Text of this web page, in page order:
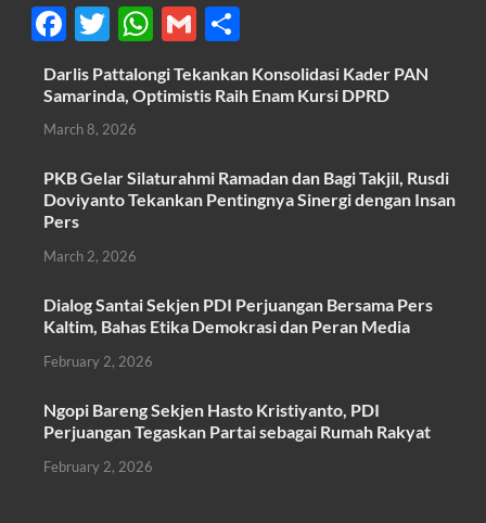
F
ac
e
b
o
o
k
T
w
itt
er
W
h
at
A
p
G
m
ail
h
ar
Darlis Pattalongi Tekankan Konsolidasi Kader PAN
Samarinda, Optimistis Raih Enam Kursi DPRD
March 8, 2026
PKB Gelar Silaturahmi Ramadan dan Bagi Takjil, Rusdi
Doviyanto Tekankan Pentingnya Sinergi dengan Insan
Pers
March 2, 2026
Dialog Santai Sekjen PDI Perjuangan Bersama Pers
Kaltim, Bahas Etika Demokrasi dan Peran Media
February 2, 2026
Ngopi Bareng Sekjen Hasto Kristiyanto, PDI
Perjuangan Tegaskan Partai sebagai Rumah Rakyat
February 2, 2026